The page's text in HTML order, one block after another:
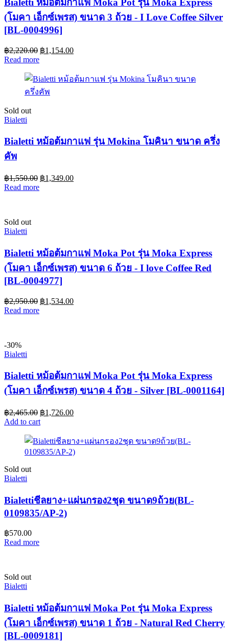
Bialetti หม้อต้มกาแฟ Moka Pot รุ่น Moka Express
(โมคา เอ็กซ์เพรส) ขนาด 3 ถ้วย - I Love Coffee Silver
[BL-0004996]
฿2,220.00 ฿1,154.00
Read more
Sold out
Bialetti
Bialetti หม้อต้มกาแฟ รุ่น Mokina โมคินา ขนาด ครึ่ง
คัพ
฿1,550.00 ฿1,349.00
Read more
Sold out
Bialetti
Bialetti หม้อต้มกาแฟ Moka Pot รุ่น Moka Express
(โมคา เอ็กซ์เพรส) ขนาด 6 ถ้วย - I love Coffee Red
[BL-0004977]
฿2,950.00 ฿1,534.00
Read more
-30%
Bialetti
Bialetti หม้อต้มกาแฟ Moka Pot รุ่น Moka Express
(โมคา เอ็กซ์เพรส) ขนาด 4 ถ้วย - Silver [BL-0001164]
฿2,465.00 ฿1,726.00
Add to cart
Sold out
Bialetti
Bialettiชีลยาง+แผ่นกรอง2ชุด ขนาด9ถ้วย(BL-
0109835/AP-2)
฿570.00
Read more
Sold out
Bialetti
Bialetti หม้อต้มกาแฟ Moka Pot รุ่น Moka Express
(โมคา เอ็กซ์เพรส) ขนาด 1 ถ้วย - Natural Red Cherry
[BL-0009181]